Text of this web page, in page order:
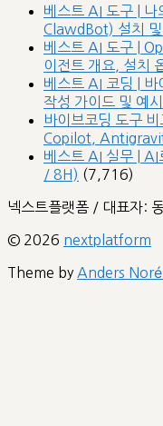
베스트 AI 도구 |
ClawdBot) 설치
베스트 AI 도구 |
이전트 개요, 설치
베스트 AI 코딩 |
작성 가이드 및 예시
바이브코딩 도구
Copilot,
베스트 AI 실무 | AI
/ 8H) (7,716)
넥스트플랫폼 / 대표자:
© 2026 nextplatform
Theme by Anders